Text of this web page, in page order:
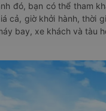
đó, bạn có thể tham
cả, giờ khởi hành, thời
bay, xe khách và tàu